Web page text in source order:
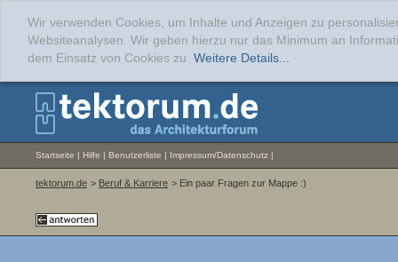
Wir verwenden Cookies, um Inhalte und Anzeigen zu
Websiteanalysen. Wir geben hierzu nur das Minimum an
dem Einsatz von Cookies zu. Weitere Details...
Startseite | Hilfe | Benutzerliste | Impressum/Datenschutz |
tektorum.de > Beruf & Karriere > Ein paar Fragen zur Mappe :)